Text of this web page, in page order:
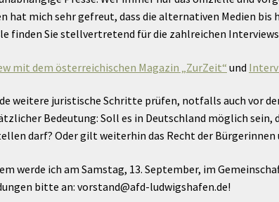
hat mich sehr gefreut, dass die alternativen Medien
finden Sie stellvertretend für die zahlreichen
mit dem österreichischen Magazin „ZurZeit“ und
weitere juristische Schritte prüfen, notfalls auch vor
Bedeutung: Soll es in Deutschland möglich
darf? Oder gilt weiterhin das Recht der
werde ich am Samstag, 13. September, im
bitte an: vorstand@afd-ludwigshafen.de!